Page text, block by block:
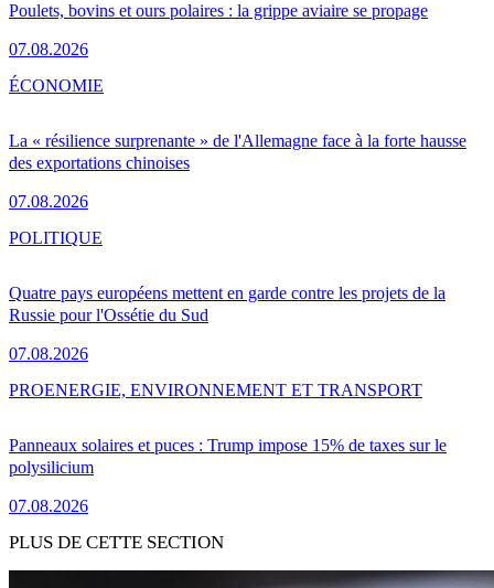
Poulets, bovins et ours polaires : la grippe aviaire se propage
07.08.2026
La « résilience surprenante » de l'Allemagne face à la forte hausse
des exportations chinoises
07.08.2026
ÉCONOMIE
Quatre pays européens mettent en garde contre les projets de la
Russie pour l'Ossétie du Sud
07.08.2026
POLITIQUE
Panneaux solaires et puces : Trump impose 15% de taxes sur le
polysilicium
07.08.2026
PROENERGIE, ENVIRONNEMENT ET TRANSPORT
PLUS DE CETTE SECTION